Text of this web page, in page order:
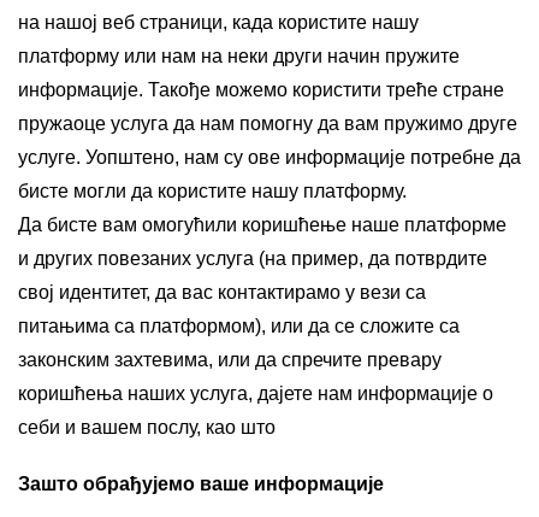
на нашој веб страници, када користите нашу
платформу или нам на неки други начин пружите
информације. Такође можемо користити треће стране
пружаоце услуга да нам помогну да вам пружимо друге
услуге. Уопштено, нам су ове информације потребне да
бисте могли да користите нашу платформу.
Да бисте вам омогућили коришћење наше платформе
и других повезаних услуга (на пример, да потврдите
свој идентитет, да вас контактирамо у вези са
питањима са платформом), или да се сложите са
законским захтевима, или да спречите превару
коришћења наших услуга, дајете нам информације о
себи и вашем послу, као што
Зашто обрађујемо ваше информације